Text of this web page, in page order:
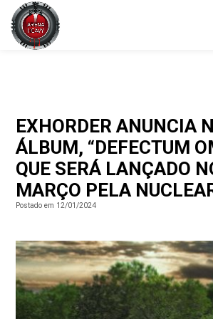
EXHORDER ANUNCIA
ÁLBUM, “DEFECTUM
QUE SERÁ LANÇADO
MARÇO PELA
Postado em 12/01/2024